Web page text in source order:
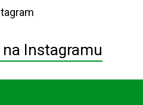
Instagramu